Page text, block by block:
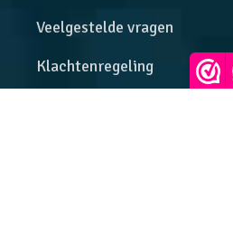
Veelgestelde vragen
Klachtenregeling